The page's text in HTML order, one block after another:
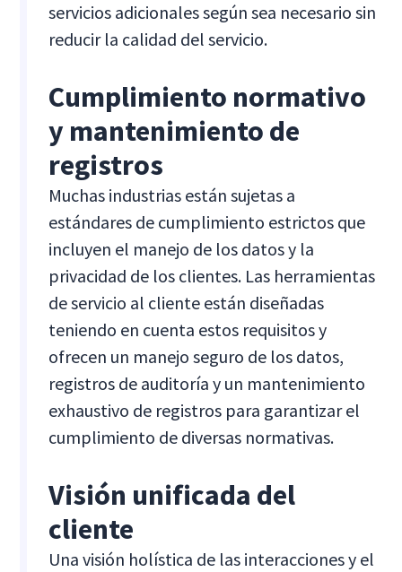
servicios adicionales según sea necesario sin
reducir la calidad del servicio.
Cumplimiento normativo
y mantenimiento de
registros
Muchas industrias están sujetas a
estándares de cumplimiento estrictos que
incluyen el manejo de los datos y la
privacidad de los clientes. Las herramientas
de servicio al cliente están diseñadas
teniendo en cuenta estos requisitos y
ofrecen un manejo seguro de los datos,
registros de auditoría y un mantenimiento
exhaustivo de registros para garantizar el
cumplimiento de diversas normativas.
Visión unificada del
cliente
Una visión holística de las interacciones y el